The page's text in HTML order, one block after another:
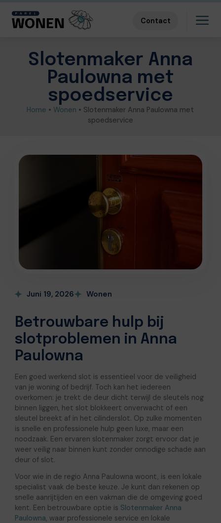
Contact
Slotenmaker Anna
Paulowna met
spoedservice
Home • Wonen • Slotenmaker Anna Paulowna met
spoedservice
Juni 19, 2026 Wonen
Betrouwbare hulp bij
slotproblemen in Anna
Paulowna
Een goed werkend slot is essentieel voor de veiligheid
van je woning of bedrijf. Toch kan het iedereen
overkomen: je trekt de deur dicht terwijl de sleutels nog
binnen liggen, het slot blokkeert onverwacht of een
sleutel breekt af in het cilinderslot. Op zulke momenten
is snelle en professionele hulp geen luxe, maar een
noodzaak. Een ervaren slotenmaker zorgt ervoor dat je
weer veilig naar binnen kunt zonder onnodige schade aan
deur of slot.
Voor wie in de regio Anna Paulowna woont, is een lokale
specialist vaak de beste keuze. Je kunt dan rekenen op
snelle aanrijtijden en een vakman die de omgeving goed
kent. Een betrouwbare optie is Slotenmaker Anna
Paulowna, waar professionele service en lokale